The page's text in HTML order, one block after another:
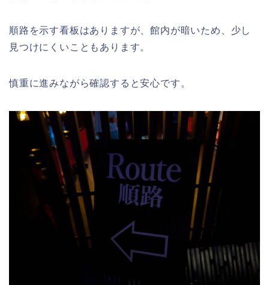
順路を示す看板はありますが、館内が暗いため、少し
見つけにくいこともあります。
慎重に進みながら確認すると安心です。